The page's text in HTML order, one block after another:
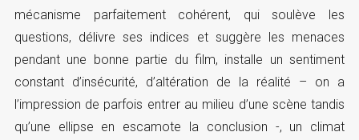
mécanisme parfaitement cohérent, qui soulève les
questions, délivre ses indices et suggère les menaces
pendant une bonne partie du film, installe un sentiment
constant d’insécurité, d’altération de la réalité – on a
l’impression de parfois entrer au milieu d’une scène tandis
qu’une ellipse en escamote la conclusion -, un climat